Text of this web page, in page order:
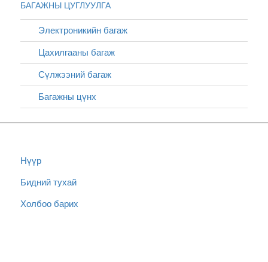
БАГАЖНЫ ЦУГЛУУЛГА
Электроникийн багаж
Цахилгааны багаж
Сүлжээний багаж
Багажны цүнх
Нүүр
Бидний тухай
Холбоо барих